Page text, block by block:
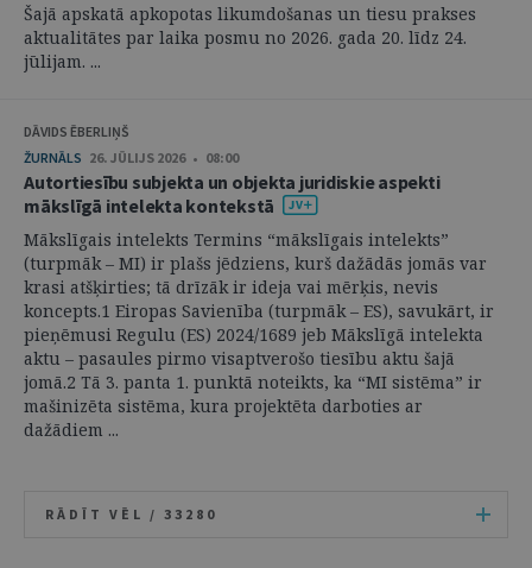
Šajā apskatā apkopotas likumdošanas un tiesu prakses
aktualitātes par laika posmu no 2026. gada 20. līdz 24.
jūlijam. ...
DĀVIDS ĒBERLIŅŠ
ŽURNĀLS 26. JŪLIJS 2026 • 08:00
Autortiesību subjekta un objekta juridiskie aspekti
mākslīgā intelekta kontekstā
Mākslīgais intelekts Termins “mākslīgais intelekts”
(turpmāk – MI) ir plašs jēdziens, kurš dažādās jomās var
krasi atšķirties; tā drīzāk ir ideja vai mērķis, nevis
koncepts.1 Eiropas Savienība (turpmāk – ES), savukārt, ir
pieņēmusi Regulu (ES) 2024/1689 jeb Mākslīgā intelekta
aktu – pasaules pirmo visaptverošo tiesību aktu šajā
jomā.2 Tā 3. panta 1. punktā noteikts, ka “MI sistēma” ir
mašinizēta sistēma, kura projektēta darboties ar
dažādiem ...
RĀDĪT VĒL / 33280